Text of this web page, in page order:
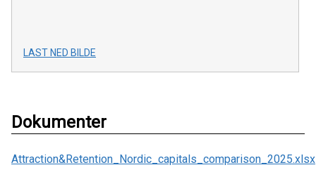
LAST NED BILDE
Dokumenter
Attraction&Retention_Nordic_capitals_comparison_2025.xlsx